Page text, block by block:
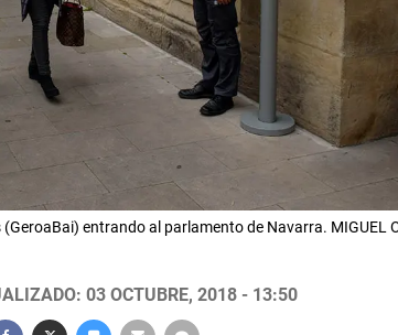
entrando al parlamento de Navarra. MIGUEL
03 OCTUBRE, 2018 - 13:50